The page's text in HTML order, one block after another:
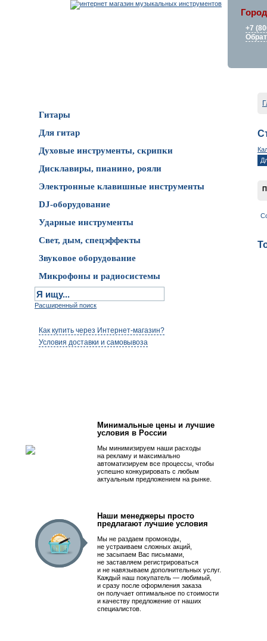
+7
Гитары
Для гитар
Духовые инструменты, скрипки
Дисклавиры, пианино, рояли
Электронные клавишные инструменты
DJ-оборудование
Ударные инструменты
Свет, дым, спецэффекты
Звуковое оборудование
Микрофоны и радиосистемы
Расширенный поиск
Как купить через Интернет-магазин?
Условия доставки и самовывоза
Минимальные цены и лучшие
условия в России
Мы минимизируем наши расходы
на рекламу и максимально
автоматизируем все процессы, чтобы
успешно конкурировать с любым
актуальным предложением на рынке.
Наши менеджеры просто
предлагают лучшие условия
Мы не раздаем промокоды,
не устраиваем сложных акций,
не засыпаем Вас письмами,
не заставляем регистрироваться
и не навязываем дополнительных услуг.
Каждый наш покупатель — любимый,
и сразу после оформления заказа
он получает оптимальное по стоимости
и качеству предложение от наших
специалистов.